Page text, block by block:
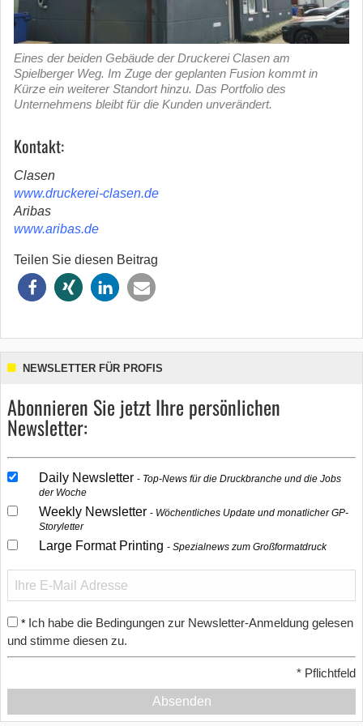
Eines der beiden Gebäude der Druckerei Clasen am
Spielberger Weg. Im Zuge der geplanten Fusion kommt in
Kürze ein weiterer Standort hinzu. Das Portfolio des
Unternehmens bleibt für die Kunden unverändert.
Kontakt:
Clasen
www.druckerei-clasen.de
Aribas
www.aribas.de
Teilen Sie diesen Beitrag
NEWSLETTER FÜR PROFIS
Abonnieren Sie jetzt Ihre persönlichen
Newsletter:
Daily Newsletter
Top-News für die Druckbranche und die Jobs
der Woche
Weekly Newsletter
Wöchentliches Update und monatlicher GP-
Storyletter
Large Format Printing Spezialnews zum Großformatdruck
* Ich habe die Bedingungen zur Newsletter-Anmeldung gelesen
und stimme diesen zu.
* Pflichtfeld
Absenden